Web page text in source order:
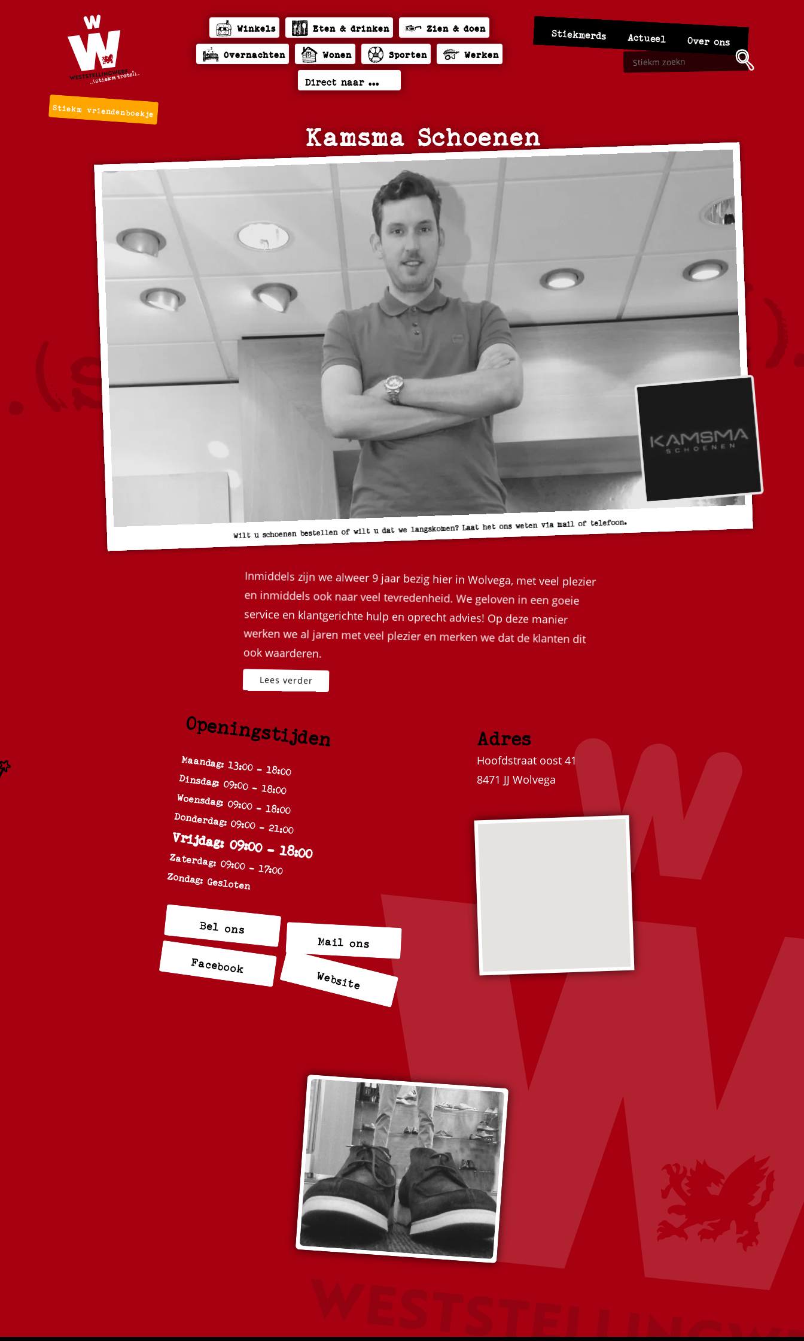
Stiekm vriendenboekje
Winkels Eten & drinken
Zien & doen
Overnachten
Wonen Sporten Werken
Stiekmerds Actueel Over ons
Kamsma Schoenen
Wilt u schoenen bestellen of wilt u dat we langskomen? Laat het ons weten via mail of telefoon.
Inmiddels zijn we alweer 9 jaar bezig hier in Wolvega, met veel plezier
en inmiddels ook naar veel tevredenheid. We geloven in een goeie
service en klantgerichte hulp en oprecht advies! Op deze manier
werken we al jaren met veel plezier en merken we dat de klanten dit
ook waarderen.
Openingstijden
Maandag: 13:00 - 18:00
Dinsdag: 09:00 - 18:00
Woensdag: 09:00 - 18:00
Donderdag: 09:00 - 21:00
Vrijdag: 09:00 - 18:00
Zaterdag: 09:00 - 17:00
Zondag: Gesloten
Bel ons
Mail ons
Facebook
Website
Adres
Hoofdstraat oost 41
8471 JJ Wolvega